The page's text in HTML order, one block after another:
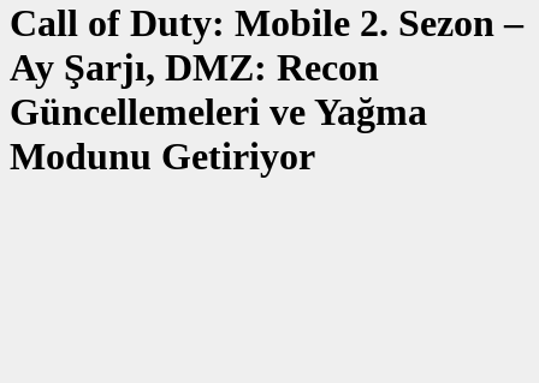
Call of Duty: Mobile 2. Sezon –
Ay Şarjı, DMZ: Recon
Güncellemeleri ve Yağma
Modunu Getiriyor